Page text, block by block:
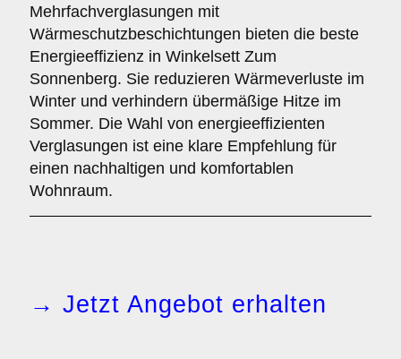
Mehrfachverglasungen mit
Wärmeschutzbeschichtungen bieten die beste
Energieeffizienz in Winkelsett Zum
Sonnenberg. Sie reduzieren Wärmeverluste im
Winter und verhindern übermäßige Hitze im
Sommer. Die Wahl von energieeffizienten
Verglasungen ist eine klare Empfehlung für
einen nachhaltigen und komfortablen
Wohnraum.
→ Jetzt Angebot erhalten